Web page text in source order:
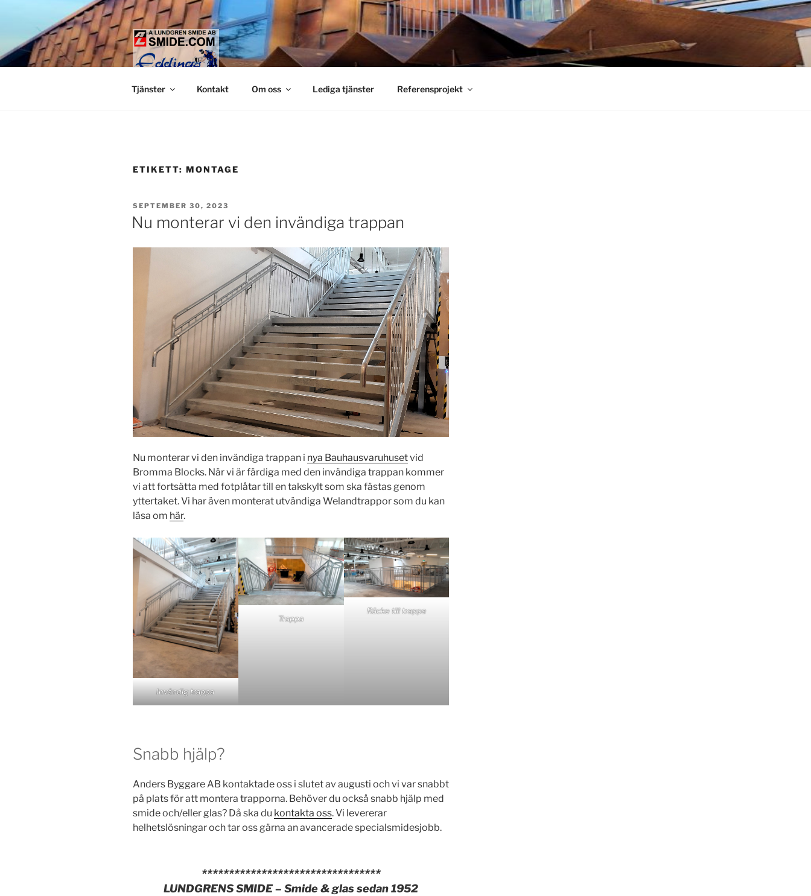
innehåll
LUNDGRENS SMIDE
Smide och glaspartier i Stockholm
Tjänster Kontakt Om oss Lediga tjänster Referensprojekt
ETIKETT: MONTAGE
PUBLICERAT
SEPTEMBER 30, 2023
Nu monterar vi den invändiga trappan
Nu monterar vi den invändiga trappan i nya Bauhausvaruhusetvid
Bromma Blocks. När vi är färdiga med den invändiga trappan kommer
vi att fortsätta med fotplåtar till en takskylt som ska fästas genom
yttertaket. Vi har även monterat utvändiga Welandtrappor som du kan
läsa om här.
Invändig trappa
Trappa
Räcke till trappa
Snabb hjälp?
Anders Byggare AB kontaktade oss i slutet av augusti och vi var snabbt
på plats för att montera trapporna. Behöver du också snabb hjälp med
smide och/eller glas? Då ska du kontakta oss. Vi levererar
helhetslösningar och tar oss gärna an avancerade specialsmidesjobb.
*********************************
LUNDGRENS SMIDE – Smide & glas sedan 1952